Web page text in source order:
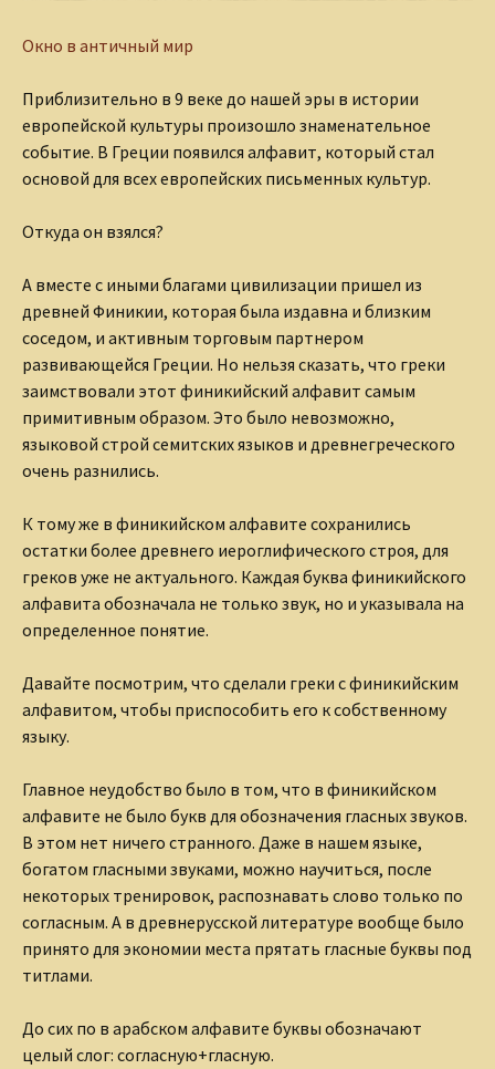
Окно в античный мир
Приблизительно в 9 веке до нашей эры в истории
европейской культуры произошло знаменательное
событие. В Греции появился алфавит, который стал
основой для всех европейских письменных культур.
Откуда он взялся?
А вместе с иными благами цивилизации пришел из
древней Финикии, которая была издавна и близким
соседом, и активным торговым партнером
развивающейся Греции. Но нельзя сказать, что греки
заимствовали этот финикийский алфавит самым
примитивным образом. Это было невозможно,
языковой строй семитских языков и древнегреческого
очень разнились.
К тому же в финикийском алфавите сохранились
остатки более древнего иероглифического строя, для
греков уже не актуального. Каждая буква финикийского
алфавита обозначала не только звук, но и указывала на
определенное понятие.
Давайте посмотрим, что сделали греки с финикийским
алфавитом, чтобы приспособить его к собственному
языку.
Главное неудобство было в том, что в финикийском
алфавите не было букв для обозначения гласных звуков.
В этом нет ничего странного. Даже в нашем языке,
богатом гласными звуками, можно научиться, после
некоторых тренировок, распознавать слово только по
согласным. А в древнерусской литературе вообще было
принято для экономии места прятать гласные буквы под
титлами.
До сих по в арабском алфавите буквы обозначают
целый слог: согласную+гласную.